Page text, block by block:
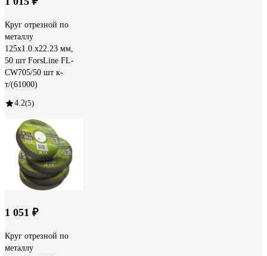
Круг отрезной по
металлу
125х1.0.х22.23 мм,
50 шт ForsLine FL-
CW705/50 шт к-
т/(61000)
4.2(5)
1 051 ₽
Круг отрезной по
металлу